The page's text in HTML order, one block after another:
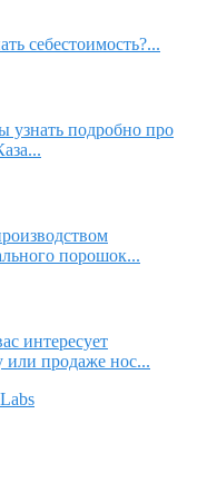
себестоимость?...
узнать подробно про
порошок...
интересует
или продаже нос...